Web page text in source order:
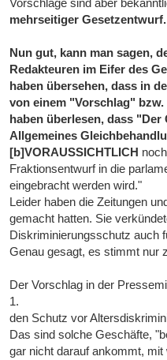
Vorschläge sind aber
mehrseitiger Gesetzentwurf.
Nun gut, kann man sagen,
Redakteuren im Eifer des
haben übersehen, dass in
von einem "Vorschlag"
haben überlesen, dass
Allgemeines
[b]VORAUSSICHTLICH
Fraktionsentwurf in die
eingebracht werden wird."
Leider haben die Zeitungen
gemacht hatten. Sie
Diskriminierungsschutz auch
Genau gesagt, es stimmt nur
Der Vorschlag in der
1.
den Schutz vor
Das sind solche Geschäfte,
gar nicht darauf ankommt,